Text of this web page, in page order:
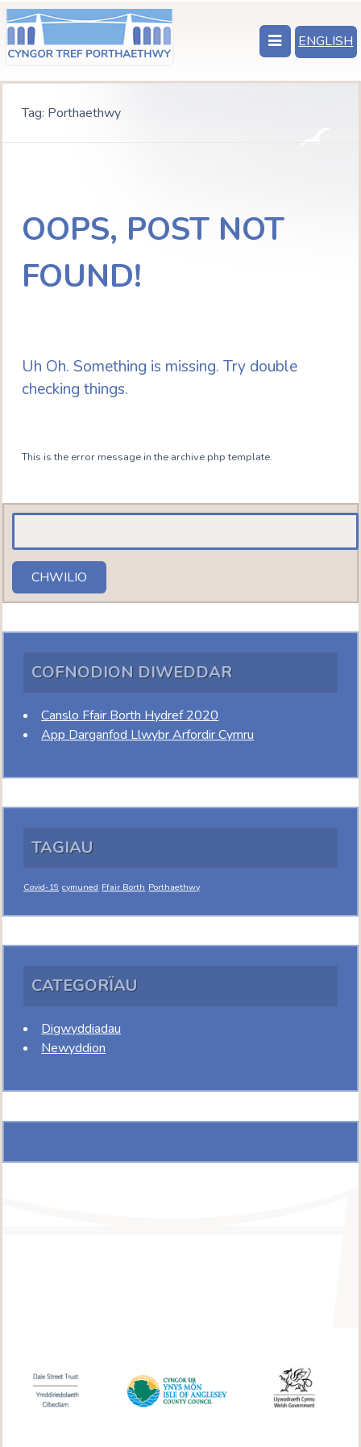
ENGLISH
Tag: Porthaethwy
OOPS, POST NOT
FOUND!
Uh Oh. Something is missing. Try double
checking things.
This is the error message in the archive.php template.
CHWILIO
COFNODION DIWEDDAR
Canslo Ffair Borth Hydref 2020
App Darganfod Llwybr Arfordir Cymru
TAGIAU
Covid-19 cymuned Ffair Borth Porthaethwy
CATEGORÏAU
Digwyddiadau
Newyddion